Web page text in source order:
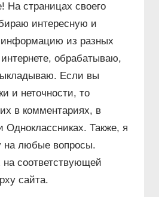
На страницах своего
интересную и
из разных
обрабатываю,
Если вы
и неточности, то
в комментариях, в
Одноклассниках. Также, я
на любые вопросы.
на соответствующей
сайта.